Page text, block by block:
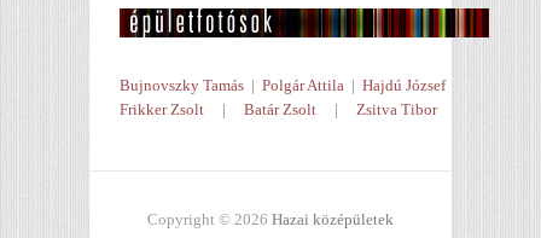
Bujnovszky Tamás | Polgár Attila | Hajdú József
Frikker Zsolt | Batár Zsolt | Zsitva Tibor
Copyright © 2026 Hazai középületek